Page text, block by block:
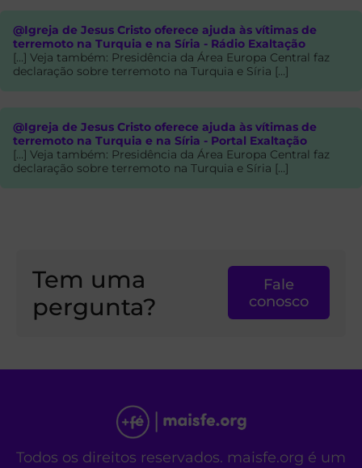
@Igreja de Jesus Cristo oferece ajuda às vítimas de
terremoto na Turquia e na Síria - Rádio Exaltação
[…] Veja também: Presidência da Área Europa Central faz
declaração sobre terremoto na Turquia e Síria […]
@Igreja de Jesus Cristo oferece ajuda às vítimas de
terremoto na Turquia e na Síria - Portal Exaltação
[…] Veja também: Presidência da Área Europa Central faz
declaração sobre terremoto na Turquia e Síria […]
Tem uma
pergunta?
Fale
conosco
Todos os direitos reservados. maisfe.org é um